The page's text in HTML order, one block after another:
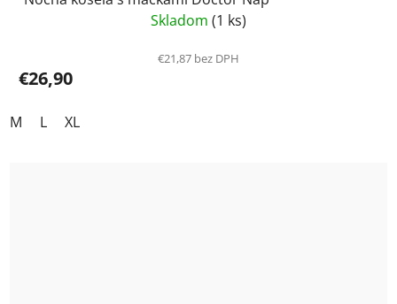
Skladom (1 ks)
€21,87 bez DPH
€26,90
M L XL